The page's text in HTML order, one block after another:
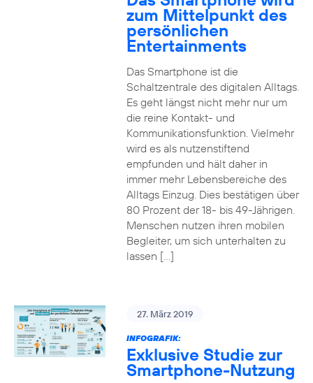
zum Mittelpunkt des
persönlichen
Entertainments
Das Smartphone ist die
Schaltzentrale des digitalen Alltags.
Es geht längst nicht mehr nur um
die reine Kontakt- und
Kommunikationsfunktion. Vielmehr
wird es als nutzenstiftend
empfunden und hält daher in
immer mehr Lebensbereiche des
Alltags Einzug. Dies bestätigen über
80 Prozent der 18- bis 49-Jährigen.
Menschen nutzen ihren mobilen
Begleiter, um sich unterhalten zu
lassen […]
27. März 2019
INFOGRAFIK:
Exklusive Studie zur
Smartphone-Nutzung